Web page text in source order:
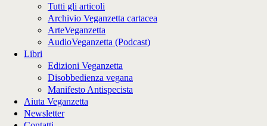
Tutti gli articoli
Archivio Veganzetta cartacea
ArteVeganzetta
AudioVeganzetta (Podcast)
Libri
Edizioni Veganzetta
Disobbedienza vegana
Manifesto Antispecista
Aiuta Veganzetta
Newsletter